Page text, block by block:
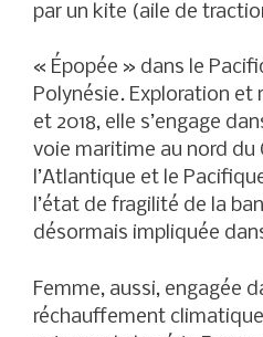
par un kite (aile de
« Épopée » dans le
Polynésie. Exploration et
et 2018, elle s’engage
voie maritime au nord du
l’Atlantique et le
l’état de fragilité de la
désormais impliquée
Femme, aussi, engagée
réchauffement